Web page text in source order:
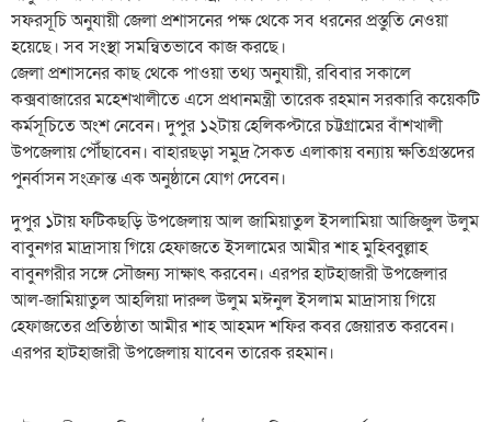
সফরসূচি অনুযায়ী জেলা প্রশাসনের পক্ষ থেকে সব ধরনের প্রস্তুতি নেওয়া
হয়েছে। সব সংস্থা সমন্বিতভাবে কাজ করছে।
জেলা প্রশাসনের কাছ থেকে পাওয়া তথ্য অনুযায়ী, রবিবার সকালে
কক্সবাজারের মহেশখালীতে এসে প্রধানমন্ত্রী তারেক রহমান সরকারি কয়েকটি
কর্মসূচিতে অংশ নেবেন। দুপুর ১২টায় হেলিকপ্টারে চট্টগ্রামের বাঁশখালী
উপজেলায় পৌঁছাবেন। বাহারছড়া সমুদ্র সৈকত এলাকায় বন্যায় ক্ষতিগ্রস্তদের
পুনর্বাসন সংক্রান্ত এক অনুষ্ঠানে যোগ দেবেন।
দুপুর ১টায় ফটিকছড়ি উপজেলায় আল জামিয়াতুল ইসলামিয়া আজিজুল উলুম
বাবুনগর মাদ্রাসায় গিয়ে হেফাজতে ইসলামের আমীর শাহ মুহিব্বুল্লাহ
বাবুনগরীর সঙ্গে সৌজন্য সাক্ষাৎ করবেন। এরপর হাটহাজারী উপজেলার
আল-জামিয়াতুল আহলিয়া দারুল উলুম মঈনুল ইসলাম মাদ্রাসায় গিয়ে
হেফাজতের প্রতিষ্ঠাতা আমীর শাহ আহমদ শফির কবর জেয়ারত করবেন।
এরপর হাটহাজারী উপজেলায় যাবেন তারেক রহমান।